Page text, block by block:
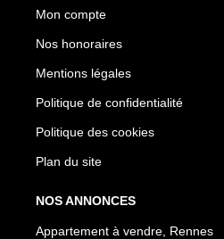
Mon compte
Nos honoraires
Mentions légales
Politique de confidentialité
Politique des cookies
Plan du site
NOS ANNONCES
Appartement à vendre, Rennes